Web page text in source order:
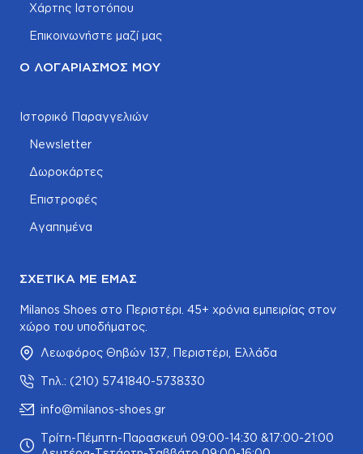
Χάρτης Ιστοτόπου
Επικοινωνήστε μαζί μας
Ο ΛΟΓΑΡΙΑΣΜΌΣ ΜΟΥ
Ιστορικό Παραγγελιών
Newsletter
Δωροκάρτες
Επιστροφές
Αγαπημένα
ΣΧΕΤΙΚΆ ΜΕ ΕΜΆΣ
Milanos Shoes στο Περιστέρι. 45+ χρόνια εμπειρίας στον
χώρο του υποδήματος.
Λεωφόρος Θηβών 137, Περιστέρι, Ελλάδα
Τηλ.: (210) 5741840-5738330
info@milanos-shoes.gr
Τρίτη-Πέμπτη-Παρασκευή 09:00-14:30 &17:00-21:00